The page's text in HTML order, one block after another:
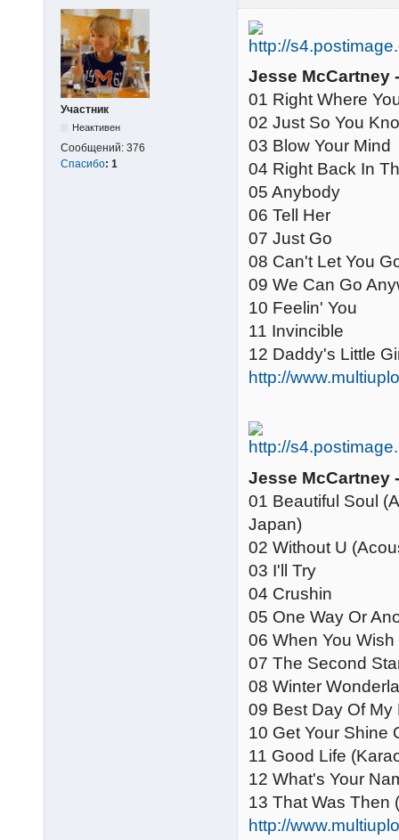
Участник
Неактивен
Сообщений: 376
Спасибо: 1
Jesse McCartney
01 Right Where
02 Just So You
03 Blow Your Mind
04 Right Back In
05 Anybody
06 Tell Her
07 Just Go
08 Can't Let You
09 We Can Go
10 Feelin' You
11 Invincible
12 Daddy's Little
http://
Jesse McCartney
01 Beautiful Soul
Japan)
02 Without U
03 I'll Try
04 Crushin
05 One Way Or
06 When You Wish
07 The Second
08 Winter
09 Best Day Of My
10 Get Your Shine
11 Good Life
12 What's Your
13 That Was Then
http://